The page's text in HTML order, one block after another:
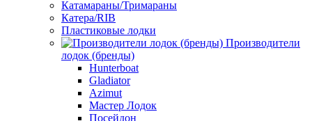
Катамараны/Тримараны
Катера/RIB
Пластиковые лодки
Производители
лодок (бренды)
Hunterboat
Gladiator
Azimut
Мастер Лодок
Посейдон